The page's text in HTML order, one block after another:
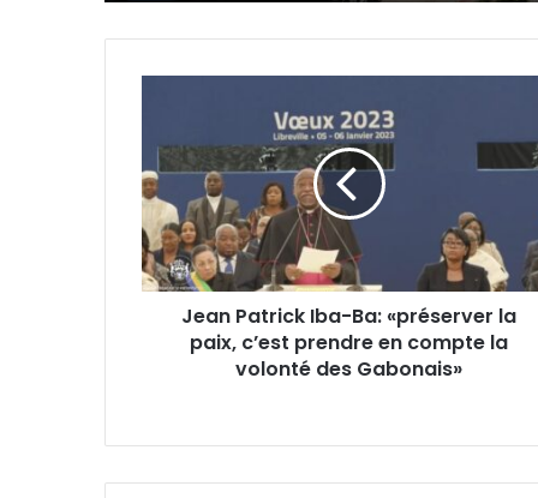
«préserver
paix,
c’est
prendre
compte
Jean Patrick Iba-Ba: «préserver la
paix, c’est prendre en compte la
volonté des Gabonais»